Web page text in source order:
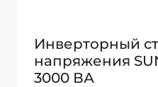
Инверторный
напряжения
3000 ВА